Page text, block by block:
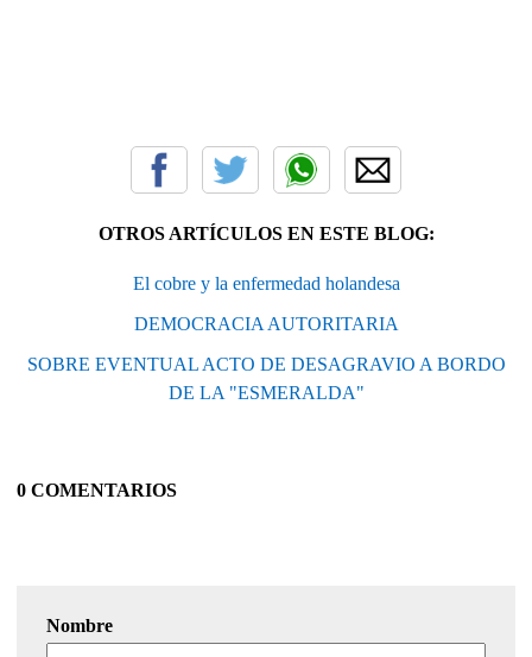
OTROS ARTÍCULOS EN ESTE BLOG:
El cobre y la enfermedad holandesa
DEMOCRACIA AUTORITARIA
SOBRE EVENTUAL ACTO DE DESAGRAVIO A BORDO
DE LA "ESMERALDA"
0 COMENTARIOS
Nombre